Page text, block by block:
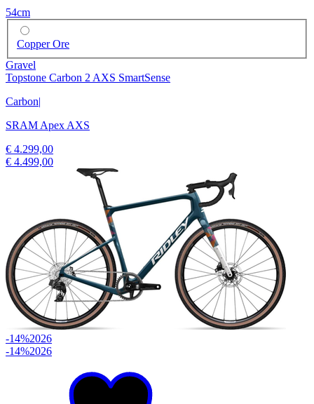
54cm
Copper Ore
Gravel
Topstone Carbon 2 AXS SmartSense
Carbon|
SRAM Apex AXS
€ 4.299,00
€ 4.499,00
-14%2026
-14%2026